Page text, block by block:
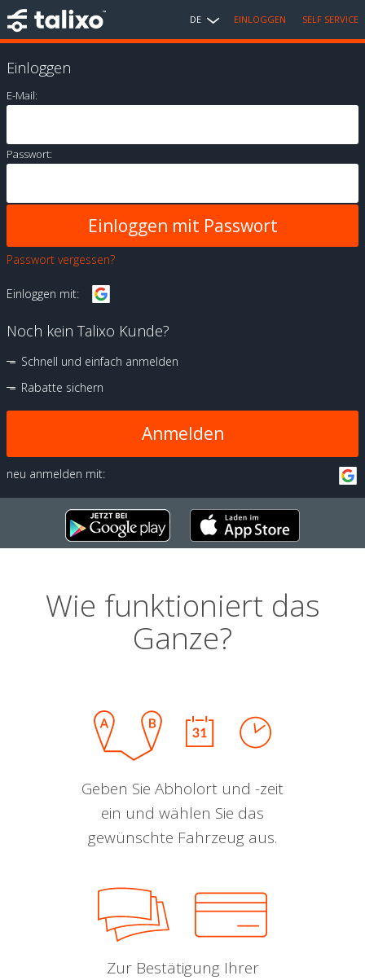
DE EINLOGGEN SELF SERVICE
Einloggen
E-Mail:
Passwort:
Passwort vergessen?
Einloggen mit:
Noch kein Talixo Kunde?
Schnell und einfach anmelden
Rabatte sichern
Anmelden
neu anmelden mit:
Wie funktioniert das
Ganze?
Geben Sie Abholort und -zeit
ein und wählen Sie das
gewünschte Fahrzeug aus.
Zur Bestätigung Ihrer